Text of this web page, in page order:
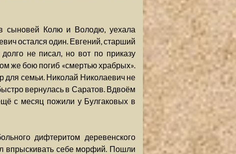
сыновей Колю и Володю, уехала
остался один. Евгений, старший
не писал, но вот по приказу
же бою погиб «смертью храбрых».
для семьи. Николай Николаевич не
вернулась в Саратов. Вдвоём
с месяц пожили у Булгаковых в
дифтеритом деревенского
впрыскивать себе морфий. Пошли